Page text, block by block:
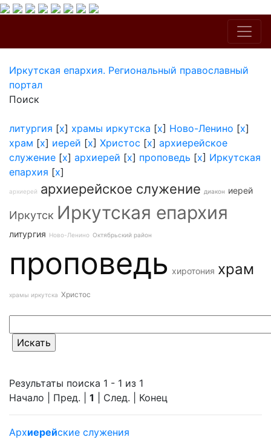
Иркутская епархия. Региональный православный
портал
Поиск
литургия [x] храмы иркутска [x] Ново-Ленино [x]
храм [x] иерей [x] Христос [x] архиерейское
служение [x] архиерей [x] проповедь [x] Иркутская
епархия [x]
архиерей архиерейское служение диакон иерей
Иркутск Иркутская епархия
литургия Ново-Ленино Октябрьский район
проповедь хиротония храм
храмы иркутска Христос
Результаты поиска 1 - 1 из 1
Начало | Пред. | 1 | След. | Конец
Архиерейские служения